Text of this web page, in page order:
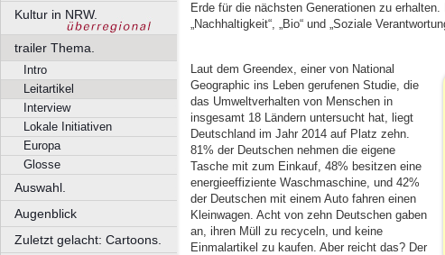
Kultur in NRW.
trailer Thema.
Intro
Leitartikel
Interview
Lokale Initiativen
Europa
Glosse
Auswahl.
Augenblick
Zuletzt gelacht: Cartoons.
Erde für die nächsten Generationen zu
„Nachhaltigkeit“, „Bio“ und „Soziale
Laut dem Greendex, einer von National
Geographic ins Leben gerufenen Studie, die
das Umweltverhalten von Menschen in
insgesamt 18 Ländern untersucht hat, liegt
Deutschland im Jahr 2014 auf Platz zehn.
81% der Deutschen nehmen die eigene
Tasche mit zum Einkauf, 48% besitzen eine
energieeffiziente Waschmaschine, und 42%
der Deutschen mit einem Auto fahren einen
Kleinwagen. Acht von zehn Deutschen gaben
an, ihren Müll zu recyceln, und keine
Einmalartikel zu kaufen. Aber reicht das? Der